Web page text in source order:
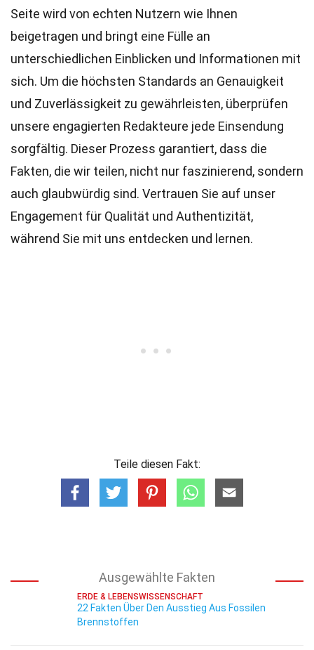
Seite wird von echten Nutzern wie Ihnen
beigetragen und bringt eine Fülle an
unterschiedlichen Einblicken und Informationen mit
sich. Um die höchsten Standards an Genauigkeit
und Zuverlässigkeit zu gewährleisten, überprüfen
unsere engagierten Redakteure jede Einsendung
sorgfältig. Dieser Prozess garantiert, dass die
Fakten, die wir teilen, nicht nur faszinierend, sondern
auch glaubwürdig sind. Vertrauen Sie auf unser
Engagement für Qualität und Authentizität,
während Sie mit uns entdecken und lernen.
Teile diesen Fakt:
Ausgewählte Fakten
ERDE & LEBENSWISSENSCHAFT
22 Fakten Über Den Ausstieg Aus Fossilen
Brennstoffen